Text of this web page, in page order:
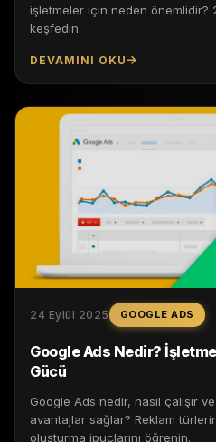
işletmeler için neden önemlidir?
keşfedin.
DEVAMINI OKU
24 Eylül 2025 GOOGLE ADS
Google Ads Nedir?
Gücü
Google Ads nedir, nasıl çalışır
avantajlar sağlar? Reklam
oluşturma ipuçlarını öğrenin.